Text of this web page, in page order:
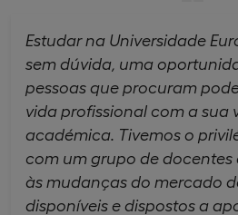
​​Estudar na Universidade
sem dúvida, uma
pessoas que procuram
vida profissional com a sua
académica. Tivemos o
com um grupo de
às mudanças do mercado
disponíveis e dispostos a